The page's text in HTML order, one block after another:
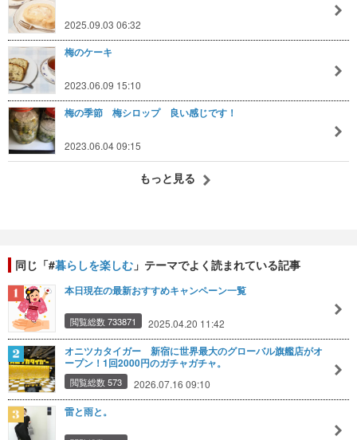
2025.09.03 06:32
梅のケーキ
2023.06.09 15:10
梅の季節 梅シロップ 良い感じです！
2023.06.04 09:15
もっと見る
同じ「#暮らしを楽しむ 」テーマでよく読まれている記事
本日現在の最新おすすめキャンペーン一覧
閲覧総数 733871 2025.04.20 11:42
オニツカタイガー 新宿に世界最大のグローバル旗艦店がオ
ープン！1回2000円のガチャガチャ。
閲覧総数 573 2026.07.16 09:10
雷と雨と。